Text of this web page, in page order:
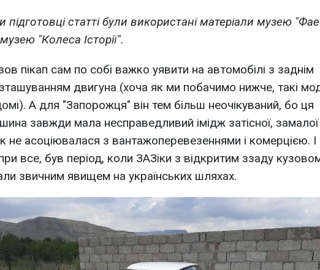
підготовці статті були використані матеріали музею
"Колеса Історії".
пікап сам по собі важко уявити на автомобілі з заднім
двигуна (хоча як ми побачимо нижче, такі
А для "Запорожця" він тем більш неочікуваний, бо ця
завжди мала несправедливий імідж затісної, замалої
не асоціювалася з вантажоперевезеннями і комерцією. І
все, був період, коли ЗАЗіки з відкритим ззаду
звичним явищем на українських шляхах.